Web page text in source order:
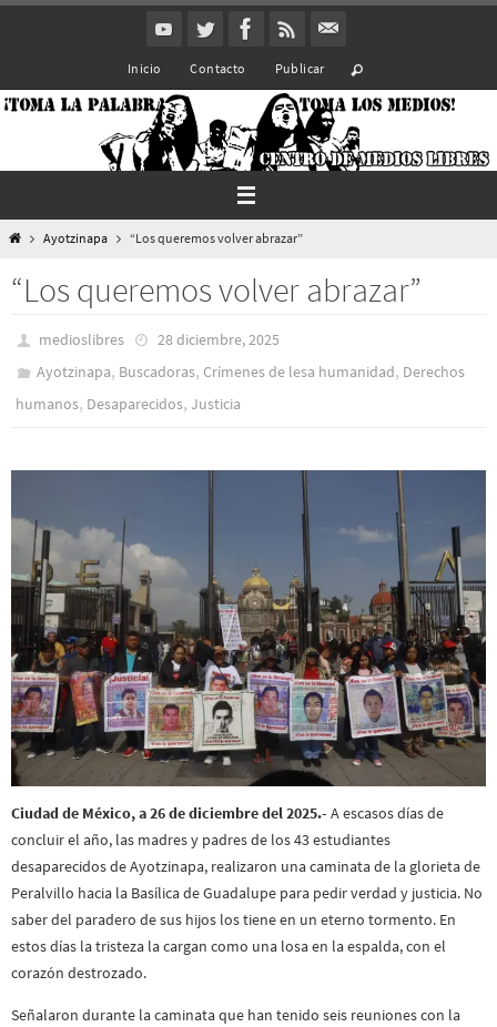
Inicio Contacto Publicar
InicioAyotzinapa “Los queremos volver abrazar”
“Los queremos volver abrazar”
medioslibres
28 diciembre, 2025
Ayotzinapa, Buscadoras,Crímenes de lesa humanidad, Derechos
humanos, Desaparecidos, Justicia
Ciudad de México, a 26 de diciembre del 2025.- A escasos días de
concluir el año, las madres y padres de los 43 estudiantes
desaparecidos de Ayotzinapa, realizaron una caminata de la glorieta de
Peralvillo hacia la Basílica de Guadalupe para pedir verdad y justicia. No
saber del paradero de sus hijos los tiene en un eterno tormento. En
estos días la tristeza la cargan como una losa en la espalda, con el
corazón destrozado.
Señalaron durante la caminata que han tenido seis reuniones con la